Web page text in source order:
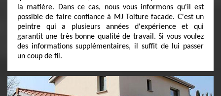
la matière. Dans ce cas, nous vous informons qu'il est
possible de faire confiance à MJ Toiture facade. C'est un
peintre qui a plusieurs années d'expérience et qui
garantit une très bonne qualité de travail. Si vous voulez
des informations supplémentaires, il suffit de lui passer
un coup de fil.